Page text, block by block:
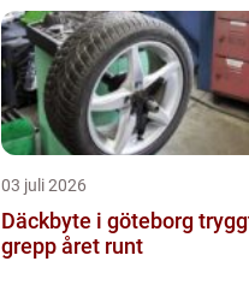
03 juli 2026
Däckbyte i göteborg tryggt
grepp året runt